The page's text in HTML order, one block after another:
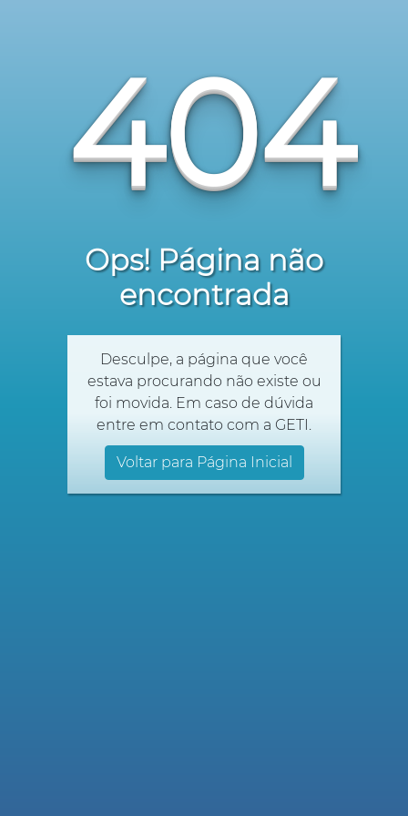
404
Ops! Página não
encontrada
Desculpe, a página que você
estava procurando não existe ou
foi movida. Em caso de dúvida
entre em contato com a GETI.
Voltar para Página Inicial